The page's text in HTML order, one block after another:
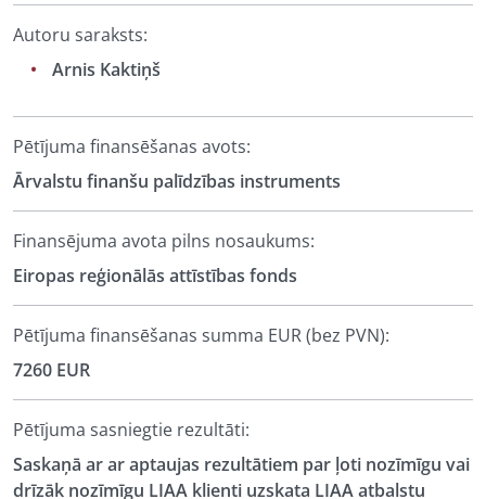
Autoru saraksts:
Arnis Kaktiņš
Pētījuma finansēšanas avots:
Ārvalstu finanšu palīdzības instruments
Finansējuma avota pilns nosaukums:
Eiropas reģionālās attīstības fonds
Pētījuma finansēšanas summa EUR (bez PVN):
7260 EUR
Pētījuma sasniegtie rezultāti:
Saskaņā ar ar aptaujas rezultātiem par ļoti nozīmīgu vai
drīzāk nozīmīgu LIAA klienti uzskata LIAA atbalstu